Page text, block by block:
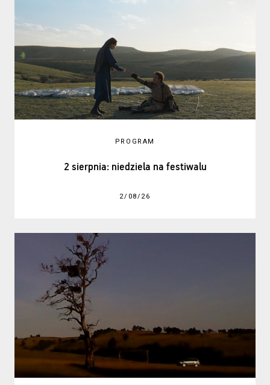
PROGRAM
2 sierpnia: niedziela na festiwalu
2/08/26